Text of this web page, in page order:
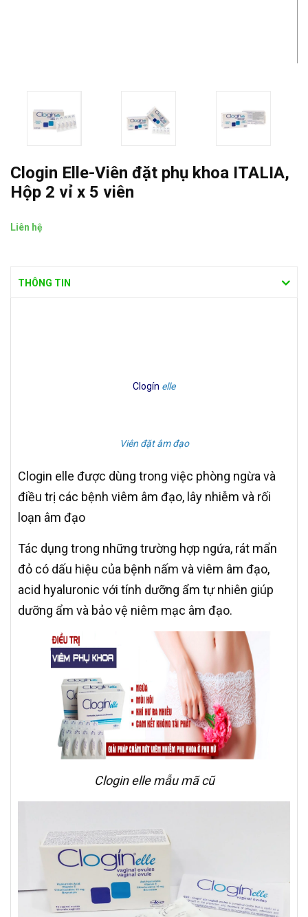
Clogin Elle-Viên đặt phụ khoa ITALIA,
Hộp 2 vỉ x 5 viên
Liên hệ
THÔNG TIN
Clogín elle
Viên đặt âm đạo
Clogin elle được dùng trong việc phòng ngừa và
điều trị các bệnh viêm âm đạo, lây nhiễm và rối
loạn âm đạo
Tác dụng trong những trường hợp ngứa, rát mẩn
đỏ có dấu hiệu của bệnh nấm và viêm âm đạo,
acid hyaluronic với tính dưỡng ẩm tự nhiên giúp
dưỡng ẩm và bảo vệ niêm mạc âm đạo.
Clogin elle mẫu mã cũ